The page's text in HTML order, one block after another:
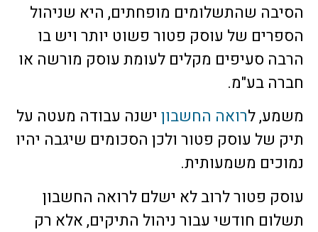
הסיבה שהתשלומים מופחתים, היא שניהול
הספרים של עוסק פטור פשוט יותר ויש בו
הרבה סעיפים מקלים לעומת עוסק מורשה או
חברה בע"מ.
משמע, לרואה החשבון ישנה עבודה מעטה על
תיק של עוסק פטור ולכן הסכומים שיגבה יהיו
נמוכים משמעותית.
עוסק פטור לרוב לא ישלם לרואה החשבון
תשלום חודשי עבור ניהול התיקים, אלא רק